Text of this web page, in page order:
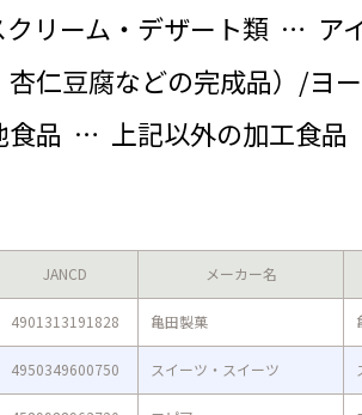
リーム・デザート類 … ア
杏仁豆腐などの完成品）/ヨ
品 … 上記以外の加工食品
JANCD メーカー名
4901313191828 亀田製菓
4950349600750 スイーツ・スイーツ